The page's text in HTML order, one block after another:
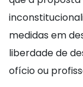
medidas em
liberdade de
ofício ou